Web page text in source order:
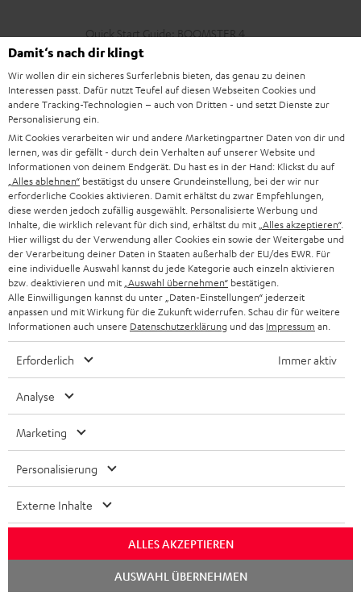
D
o
k
u
m
e
n
t
e
z
u
m
H
e
r
n
t
e
r
l
d
e
Quick Start Guide: BOOMSTER 4
Safety Booklet: BOOMSTER 4
Bedienungsanleitung: BOOMSTER 4
Konformitätserklärung: BOOMSTER 4
P
r
o
d
u
k
t
F
Q
Hilfe zu diesem Produkt
I
n
f
o
m
a
i
o
n
e
Versandinfos
I
n
f
o
r
m
a
t
Gesetzliche Gewährleistung
E
l
e
Elektrogeräte Rücknahme
u
Audio-Lexikon: Fachbegriffe schnell erklärt
Damit‘s nach dir klingt
Wir wollen dir ein sicheres Surferlebnis bieten, das genau zu deinen
Interessen passt. Dafür nutzt Teufel auf diesen Webseiten Cookies und
andere Tracking-Technologien – auch von Dritten - und setzt Dienste zur
Personalisierung ein.
Mit Cookies verarbeiten wir und andere Marketingpartner Daten von dir und
lernen, was dir gefällt - durch dein Verhalten auf unserer Website und
Informationen von deinem Endgerät. Du hast es in der Hand: Klickst du auf
„Alles ablehnen“ bestätigst du unsere Grundeinstellung, bei der wir nur
erforderliche Cookies aktivieren. Damit erhältst du zwar Empfehlungen,
diese werden jedoch zufällig ausgewählt. Personalisierte Werbung und
Inhalte, die wirklich relevant für dich sind, erhältst du mit „Alles akzeptieren“.
Hier willigst du der Verwendung aller Cookies ein sowie der Weitergabe und
der Verarbeitung deiner Daten in Staaten außerhalb der EU/des EWR. Für
eine individuelle Auswahl kannst du jede Kategorie auch einzeln aktivieren
bzw. deaktivieren und mit „Auswahl übernehmen“ bestätigen.
Alle Einwilligungen kannst du unter „Daten-Einstellungen“ jederzeit
anpassen und mit Wirkung für die Zukunft widerrufen. Schau dir für weitere
Informationen auch unsere Datenschutzerklärung und das Impressum an.
Erforderlich Immer aktiv
Analyse
Marketing
Personalisierung
Externe Inhalte
ALLES AKZEPTIEREN
AUSWAHL ÜBERNEHMEN